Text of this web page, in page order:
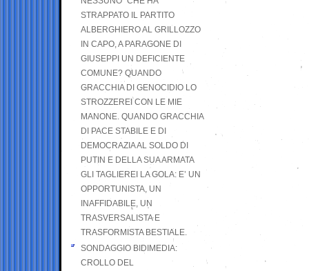
STRAPPATO IL PARTITO
ALBERGHIERO AL GRILLOZZO
IN CAPO, A PARAGONE DI
GIUSEPPI UN DEFICIENTE
COMUNE? QUANDO
GRACCHIA DI GENOCIDIO LO
STROZZEREI CON LE MIE
MANONE. QUANDO GRACCHIA
DI PACE STABILE E DI
DEMOCRAZIA AL SOLDO DI
PUTIN E DELLA SUA ARMATA
GLI TAGLIEREI LA GOLA: E’ UN
OPPORTUNISTA, UN
INAFFIDABILE, UN
TRASVERSALISTA E
TRASFORMISTA BESTIALE.
SONDAGGIO BIDIMEDIA:
CROLLO DEL